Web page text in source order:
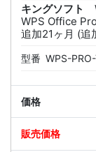
キングソフト
WPS Office
追加21ヶ月 (
型番 WPS-